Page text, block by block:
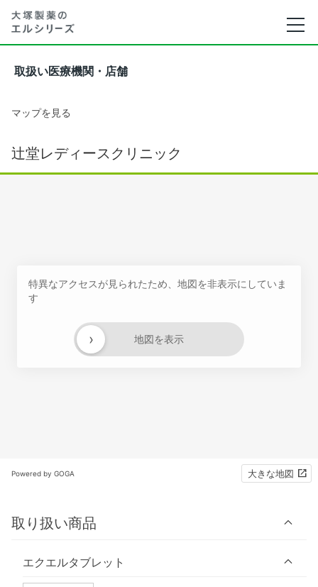
取扱い医療機関・店舗
マップを見る
辻堂レディースクリニック
特異なアクセスが見られたため、地図を非表示にしていま
す
地図を表示
›
Powered by GOGA 大きな地図
取り扱い商品
エクエルタブレット